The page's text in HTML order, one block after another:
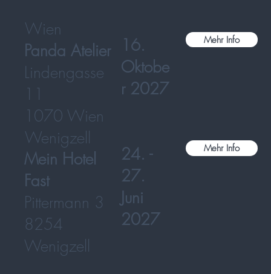
Wien
Panda Atelier
Lindengasse
11
1070 Wien
16.
Oktobe
r 2027
Mehr Info
Wenigzell
Mein Hotel
Fast
Pittermann 3
8254
Wenigzell
24. -
27.
Juni
2027
Mehr Info